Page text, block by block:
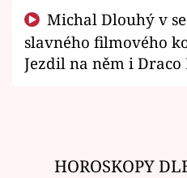
slavného filmového
Jezdil na něm i
HOROSKOPY